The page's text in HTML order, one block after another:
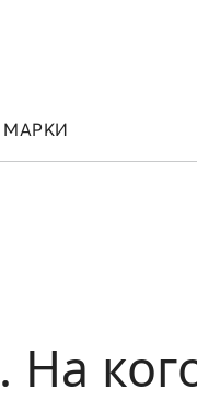
На